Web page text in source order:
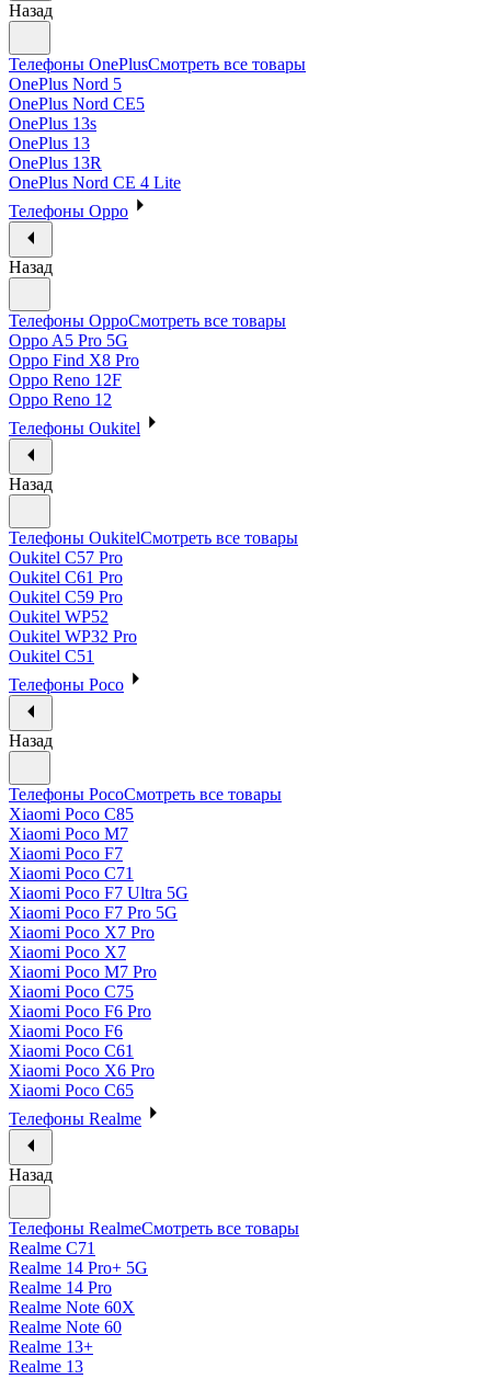
Назад
Телефоны OnePlusСмотреть все товары
OnePlus Nord 5
OnePlus Nord CE5
OnePlus 13s
OnePlus 13
OnePlus 13R
OnePlus Nord CE 4 Lite
Телефоны Oppo
Назад
Телефоны OppoСмотреть все товары
Oppo A5 Pro 5G
Oppo Find X8 Pro
Oppo Reno 12F
Oppo Reno 12
Телефоны Oukitel
Назад
Телефоны OukitelСмотреть все товары
Oukitel C57 Pro
Oukitel C61 Pro
Oukitel C59 Pro
Oukitel WP52
Oukitel WP32 Pro
Oukitel C51
Телефоны Poco
Назад
Телефоны PocoСмотреть все товары
Xiaomi Poco C85
Xiaomi Poco M7
Xiaomi Poco F7
Xiaomi Poco C71
Xiaomi Poco F7 Ultra 5G
Xiaomi Poco F7 Pro 5G
Xiaomi Poco X7 Pro
Xiaomi Poco X7
Xiaomi Poco M7 Pro
Xiaomi Poco C75
Xiaomi Poco F6 Pro
Xiaomi Poco F6
Xiaomi Poco C61
Xiaomi Poco X6 Pro
Xiaomi Poco C65
Телефоны Realme
Назад
Телефоны RealmeСмотреть все товары
Realme C71
Realme 14 Pro+ 5G
Realme 14 Pro
Realme Note 60X
Realme Note 60
Realme 13+
Realme 13